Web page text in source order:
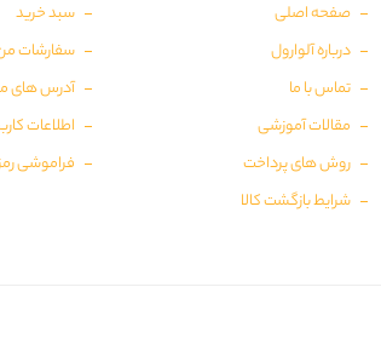
صفحه اصلی
درباره آلوارول
تماس با ما
مقالات آموزشی
روش های پرداخت
شرایط بازگشت کالا
سبد خرید
سفارشات
آدرس های
اطلاعات
فراموشی